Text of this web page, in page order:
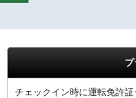
チェックイン時に運転免許